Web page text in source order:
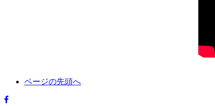
ページの先頭へ